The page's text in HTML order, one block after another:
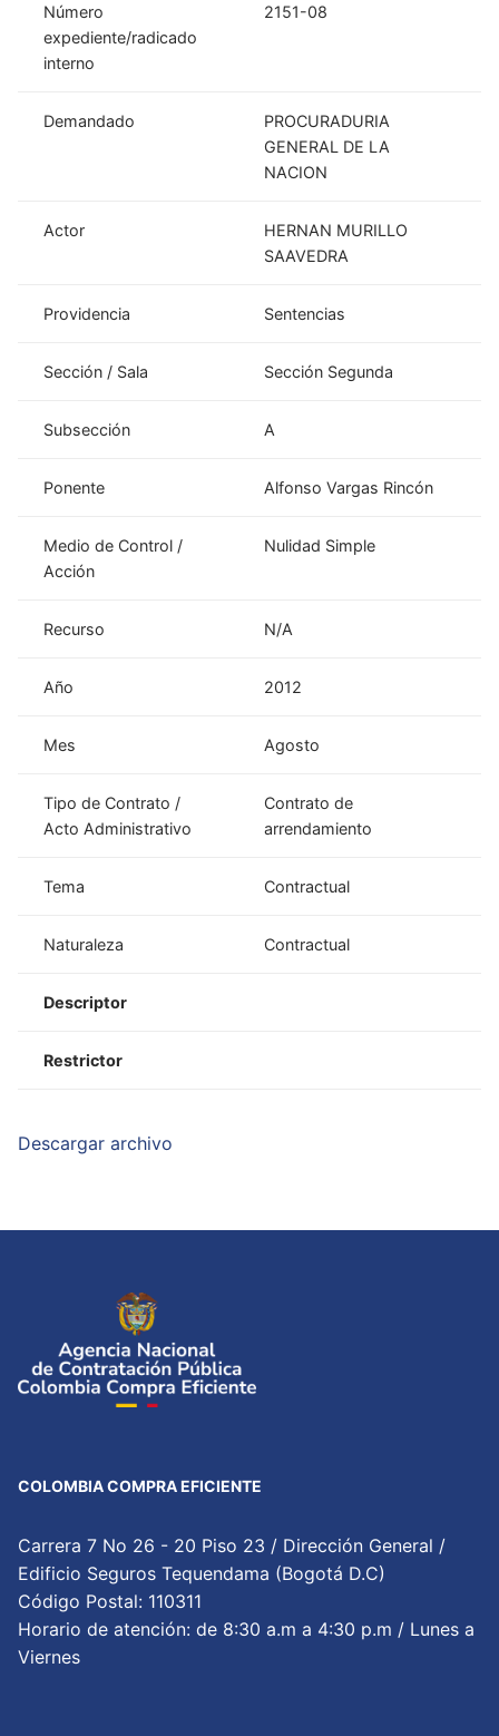
Número
expediente/radicado
interno
2151-08
Demandado
PROCURADURIA
GENERAL DE LA
NACION
Actor
HERNAN MURILLO
SAAVEDRA
Providencia Sentencias
Sección / Sala Sección Segunda
Subsección A
Ponente Alfonso Vargas Rincón
Medio de Control /
Acción
Nulidad Simple
Recurso N/A
Año 2012
Mes Agosto
Tipo de Contrato /
Acto Administrativo
Contrato de
arrendamiento
Tema Contractual
Naturaleza Contractual
Descriptor
Restrictor
Descargar archivo
COLOMBIA COMPRA EFICIENTE
Carrera 7 No 26 - 20 Piso 23 / Dirección General /
Edificio Seguros Tequendama (Bogotá D.C)
Código Postal: 110311
Horario de atención: de 8:30 a.m a 4:30 p.m / Lunes a
Viernes